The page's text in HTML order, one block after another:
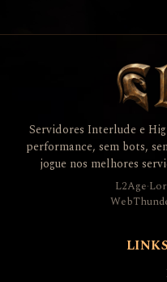
Servidores Interlude e
performance, sem bots,
jogue nos melhores
L2Age·